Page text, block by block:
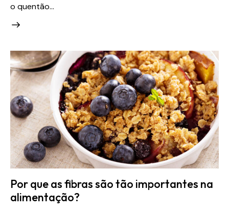
o quentão…
Por que as fibras são tão importantes na
alimentação?